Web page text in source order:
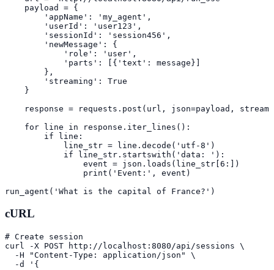
    payload = {
        'appName': 'my_agent',
        'userId': 'user123',
        'sessionId': 'session456',
        'newMessage': {
            'role': 'user',
            'parts': [{'text': message}]
        },
        'streaming': True
    }
response = requests.post(url, json=payload,
    for line in response.iter_lines():
        if line:
            line_str = line.decode('utf-8')
            if line_str.startswith('data: '):
                event = json.loads(line_str[6:])
                print('Event:', event)
run_agent('What is the capital of France?')
cURL
# Create session
curl -X POST http://localhost:8080/api/sessions \
  -H "Content-Type: application/json" \
  -d '{